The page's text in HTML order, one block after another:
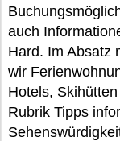
auch
Hard. Im Absatz
wir
Hotels,
Rubrik Tipps